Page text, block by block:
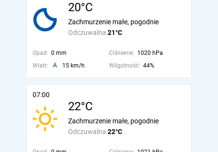
20°C
Odczuwalna 21°C
Zachmurzenie małe, pogodnie
Opad: 0 mm Ciśnienie: 1020 hPa
Wiatr:
15 km/h Wilgotność: 44%
07:00
22°C
Odczuwalna 22°C
Zachmurzenie małe, pogodnie